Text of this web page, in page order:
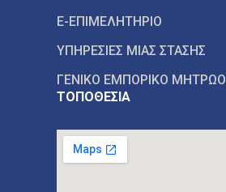
E-ΕΠΙΜΕΛΗΤΗΡΙΟ
ΥΠΗΡΕΣΙΕΣ ΜΙΑΣ ΣΤΑΣΗΣ
ΓΕΝΙΚΟ ΕΜΠΟΡΙΚΟ ΜΗΤΡΩΟ
ΤΟΠΟΘΕΣΙΑ